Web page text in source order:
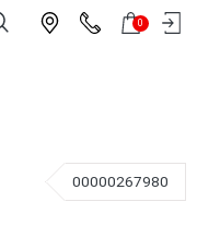
0
00000267980